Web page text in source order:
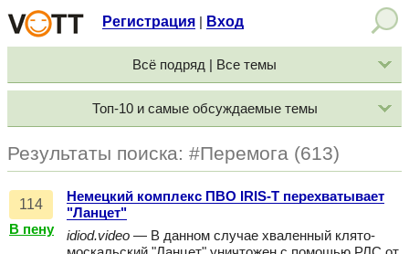
Регистрация Вход
Всё подряд | Все темы
Топ-10 и самые обсуждаемые темы
Результаты поиска: #Перемога (613)
114
В пену
Немецкий комплекс ПВО IRIS-T перехватывает
"Ланцет"
idiod.video — В данном случае хваленный клято-